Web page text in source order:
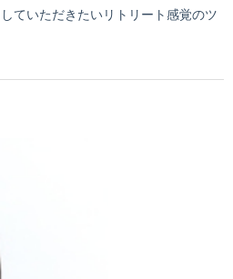
ていただきたいリトリート感覚のツ